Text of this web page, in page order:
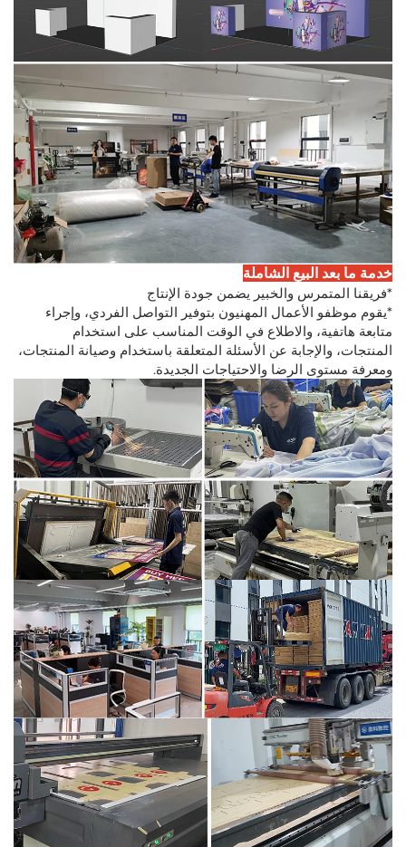
خدمة ما بعد البيع الشاملة
*فريقنا المتمرس والخبير يضمن جودة الإنتاج
*يقوم موظفو الأعمال المهنيون بتوفير التواصل الفردي، وإجراء
متابعة هاتفية، والاطلاع في الوقت المناسب على استخدام
المنتجات، والإجابة عن الأسئلة المتعلقة باستخدام وصيانة المنتجات،
ومعرفة مستوى الرضا والاحتياجات الجديدة.